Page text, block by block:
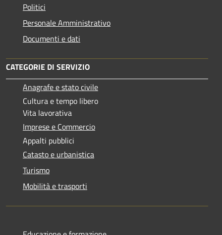
Politici
Personale Amministrativo
Documenti e dati
CATEGORIE DI SERVIZIO
Anagrafe e stato civile
Cultura e tempo libero
Vita lavorativa
Imprese e Commercio
Appalti pubblici
Catasto e urbanistica
Turismo
Mobilità e trasporti